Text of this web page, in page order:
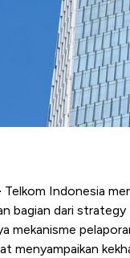
Telkom Indonesia
bagian dari
mekanisme
menyampaikan